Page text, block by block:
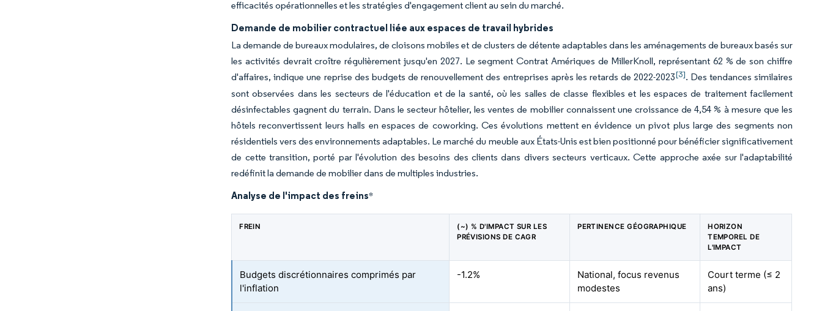
efficacités opérationnelles et les stratégies d'engagement client au sein du marché.
Demande de mobilier contractuel liée aux espaces de travail hybrides
La demande de bureaux modulaires, de cloisons mobiles et de clusters de détente adaptables dans les aménagements de bureaux basés sur
les activités devrait croître régulièrement jusqu'en 2027. Le segment Contrat Amériques de MillerKnoll, représentant 62 % de son chiffre
d'affaires, indique une reprise des budgets de renouvellement des entreprises après les retards de 2022-2023[3]. Des tendances similaires
sont observées dans les secteurs de l'éducation et de la santé, où les salles de classe flexibles et les espaces de traitement facilement
désinfectables gagnent du terrain. Dans le secteur hôtelier, les ventes de mobilier connaissent une croissance de 4,54 % à mesure que les
hôtels reconvertissent leurs halls en espaces de coworking. Ces évolutions mettent en évidence un pivot plus large des segments non
résidentiels vers des environnements adaptables. Le marché du meuble aux États-Unis est bien positionné pour bénéficier significativement
de cette transition, porté par l'évolution des besoins des clients dans divers secteurs verticaux. Cette approche axée sur l'adaptabilité
redéfinit la demande de mobilier dans de multiples industries.
Analyse de l'impact des freins*
FREIN
(~) % D'IMPACT SUR LES
PRÉVISIONS DE CAGR
PERTINENCE GÉOGRAPHIQUE
HORIZON
TEMPOREL DE
L'IMPACT
Budgets discrétionnaires comprimés par
l'inflation
-1.2%
National, focus revenus
modestes
Court terme (≤ 2
ans)